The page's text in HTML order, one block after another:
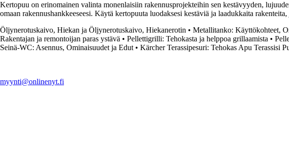
Kertopuu on erinomainen valinta monenlaisiin rakennusprojekteihin sen kestävyyden,
omaan rakennushankkeeseesi. Käytä kertopuuta luodaksesi kestäviä ja laadukkaita
Öljynerotuskaivo, Hiekan ja Öljynerotuskaivo, Hiekanerotin • Metallitanko: Käyttökohteet,
Rakentajan ja remontoijan paras ystävä • Pellettigrilli: Tehokasta ja helppoa grillaamista •
Seinä-WC: Asennus, Ominaisuudet ja Edut • Kärcher Terassipesuri: Tehokas Apu Terassisi
myynti@onlinenyt.fi